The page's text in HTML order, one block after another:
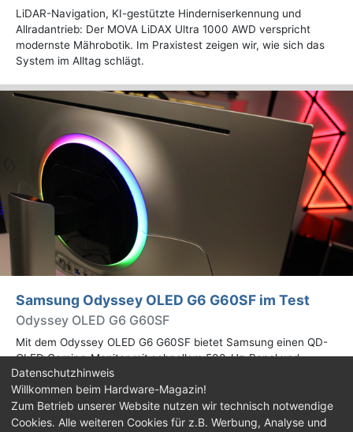
LiDAR-Navigation, KI-gestützte Hinderniserkennung und
Allradantrieb: Der MOVA LiDAX Ultra 1000 AWD verspricht
modernste Mährobotik. Im Praxistest zeigen wir, wie sich das
System im Alltag schlägt.
Samsung Odyssey OLED G6 G60SF im Test
Odyssey OLED G6 G60SF
Mit dem Odyssey OLED G6 G60SF bietet Samsung einen QD-
OLED Gaming-Monitor mit schnellem 500-Hz-Panel und
WQHD-Auflösung an. Wir haben den 27 Zoll großen Monitor auf
Herz und Nieren geprüft.
Datenschutzhinweis
Willkommen beim Hardware-Magazin!
Zum Betrieb unserer Website nutzen wir technisch notwendige
Cookies. Alle weiteren Cookies für z.B. Werbung, Analyse und